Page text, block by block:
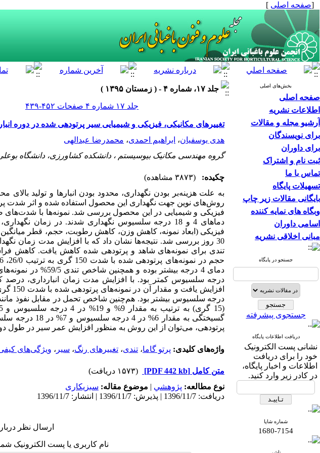
[صفحه اصلی ]
بخش‌های اصلی
صفحه اصلی
اطلاعات نشریه
آرشیو مجله و مقالات
برای نویسندگان
برای داوران
ثبت نام و اشتراک
تماس با ما
تسهیلات پایگاه
بایگانی مقالات زیر چاپ
وبگاه های نمایه کننده
اسامی داوران
مبانی اخلاقی نشریه
جستجو در پایگاه
جستجوی پیشرفته
دریافت اطلاعات پایگاه
نشانی پست الکترونیک
خود را برای دریافت
اطلاعات و اخبار پایگاه،
در کادر زیر وارد کنید.
شماره شاپا
1680-7154
جلد ۱۷، شماره ۴ - ( زمستان ۱۳۹۵ )
جلد ۱۷ شماره ۴ صفحات ۴۵۲-۴۳۹
تغییرهای مکانیکی، فیزیکی و شیمیایی سیر پرتودهی شده در دوره
هدی یوسفیان، ابراهیم احمدی، محمدرضا عبدالهی
گروه مهندسی مکانیک بیوسیستم ، دانشکده کشاورزی، دانشگاه
چکیده:
(۳۸۷۳ مشاهده)
به علت هزینه‌‌بر بودن نگهداری، محدود بودن انبارها و تولید
روش‌‌های نوین جهت نگهداری این محصول استفاده شده و اثر شدت‌
فیزیکی و شیمیایی در این محصول
دماهای 4 و 18 درجه سلسیوس نگهداری شدند. در زمان
فیزیکی (ابعاد نمونه، کاهش وزن، کاهش رطوبت، حجم، قطر
30 روز بررسی شد. نتیجه‌ها نشان داد که با افزایش مدت زمان نگهداری، قطر میانگین
تندی برای نمونه‌‌های شاهد و پرتودهی شده کاهش یافت. کاهش
حجم در نمونه‌های پرتودهی شده با شدت‌ 150 گری به ترتیب 26/0، 9/6 و 33/13% نسبت به نمونه پرتودهی
دمای 4 درجه بیشتر بوده و همچنین شاخص تندی 59/5% در
نمونه‌های
درجه سلسیوس کمتر بود. با افزایش مدت زمان انبارداری،
درجه سلسیوس بیشتر بود. هم‌چنین شاخص تحمل در مقابل نفوذ
(15 گری) به ترتیب به مقدار 9% و 19% در 4
درجه سلسیوس و 15% و 23% در 18 درجه
گسیختگی به مقدار 6% در 4 درجه
سلسیوس و 7% در 18 درجه
پرتودهی، می‌‌توان از این روش به منظور افزایش عمر سیر در طول
واژه‌های کلیدی: پرتو گاما، تندی، تغییرهای رنگ، سیر ، ویژگی‌های
متن کامل [PDF 442 kb]
(۱۵۷۳ دریافت)
نوع مطالعه: پژوهشي | موضوع مقاله: سبزیکاری
دریافت: 1396/11/7 | پذیرش: 1396/11/7 | انتشار: 1396/11/7
ارسال نظر
نام کاربری یا پست الکترونیک